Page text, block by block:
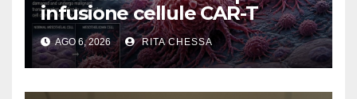
infusione cellule CAR-T
AGO 6, 2026 RITA CHESSA